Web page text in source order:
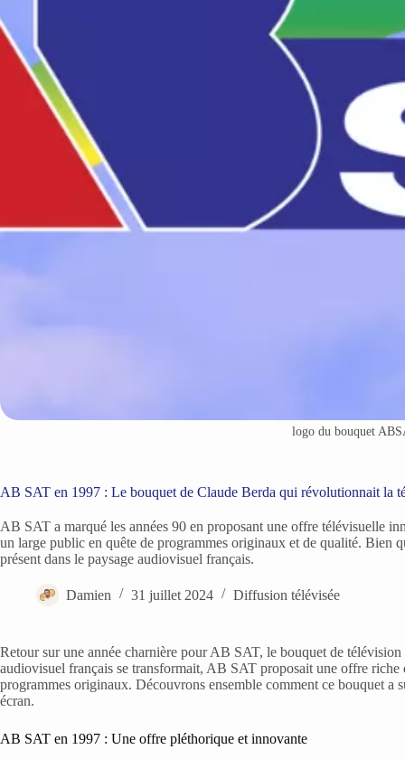
logo du bouquet
AB SAT en 1997 : Le bouquet de Claude Berda qui révolutionnait la
AB SAT a marqué les années 90 en proposant une offre télévisuelle
un large public en quête de programmes originaux et de qualité. Bien
présent dans le paysage audiovisuel français.
Damien 31 juillet 2024 Diffusion télévisée
Retour sur une année charnière pour AB SAT, le bouquet de
audiovisuel français se transformait, AB SAT proposait une offre riche
programmes originaux. Découvrons ensemble comment ce bouquet a
écran.
AB SAT en 1997 : Une offre pléthorique et innovante